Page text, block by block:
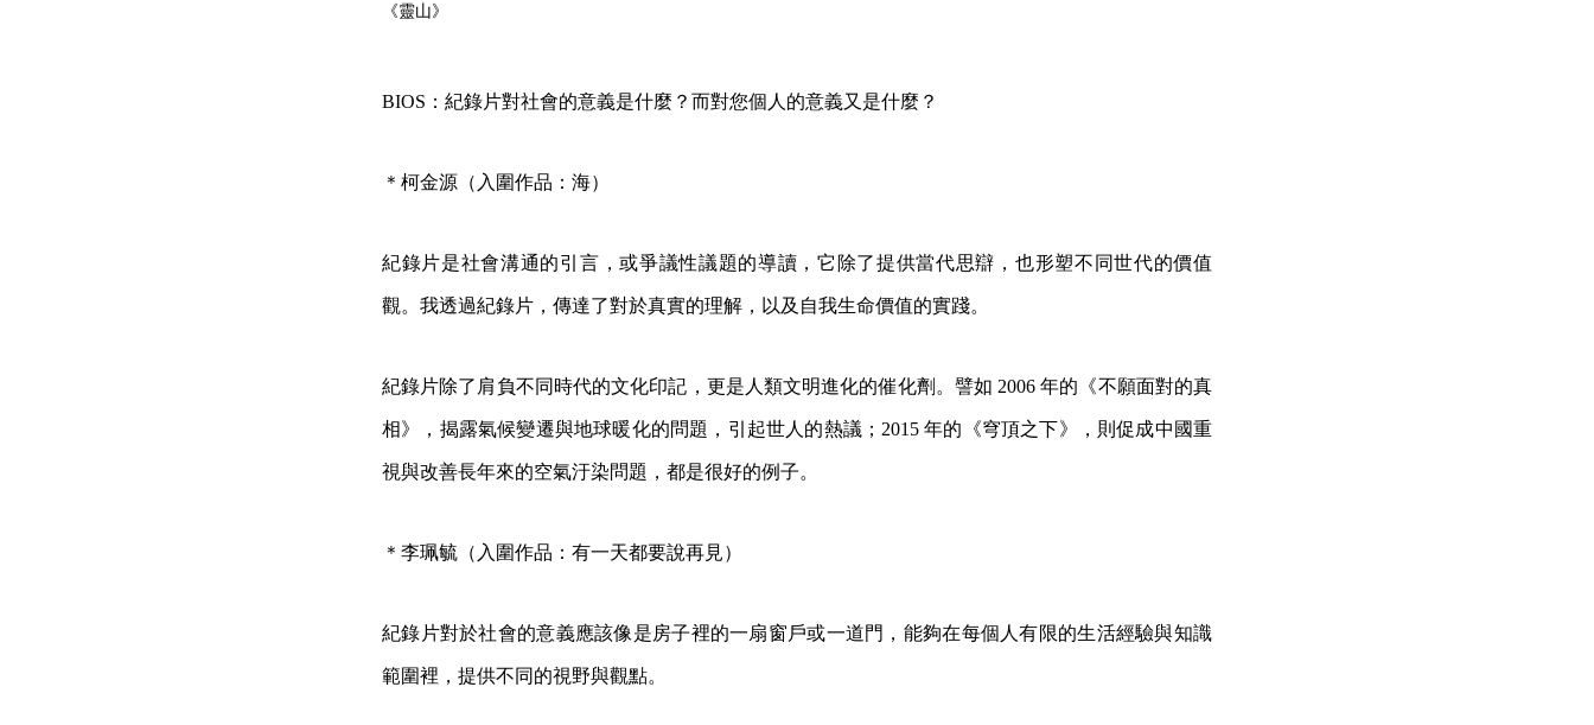
《靈山》
BIOS：紀錄片對社會的意義是什麼？而對您個人的意義又是什麼？
＊柯金源（入圍作品：海）
紀錄片是社會溝通的引言，或爭議性議題的導讀，它除了提供當代思辯，也形塑不同世代的價值
觀。我透過紀錄片，傳達了對於真實的理解，以及自我生命價值的實踐。
紀錄片除了肩負不同時代的文化印記，更是人類文明進化的催化劑。譬如 2006 年的《不願面對的真
相》，揭露氣候變遷與地球暖化的問題，引起世人的熱議；2015 年的《穹頂之下》，則促成中國重
視與改善長年來的空氣汙染問題，都是很好的例子。
＊李珮毓（入圍作品：有一天都要說再見）
紀錄片對於社會的意義應該像是房子裡的一扇窗戶或一道門，能夠在每個人有限的生活經驗與知識
範圍裡，提供不同的視野與觀點。